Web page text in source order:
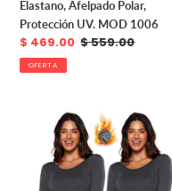
UV.
MOD
1006
Elastano, Afelpado Polar,
Protección UV. MOD 1006
Precio
de
venta
$ 469.00 Precio
$ 559.00
OFERTA
Playeras
Térmicas
Premium